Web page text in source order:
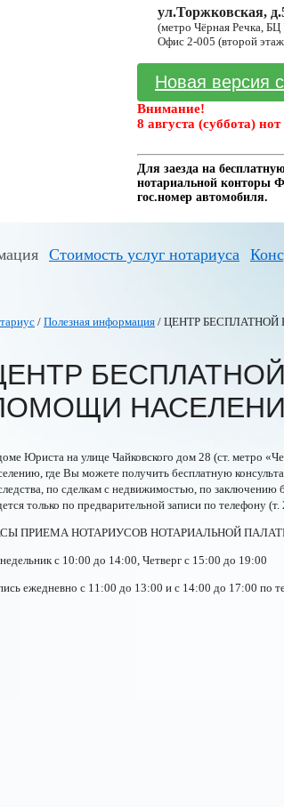
ул.Торжковская,
(метро Чёрная Речка,
Офис 2-005 (второй
Новая версия
Внимание!
8 августа (суббота)
Для заезда на
нотариальной конторы
гос.номер автомобиля.
Стоимость услуг нотариуса
/ Полезная информация / ЦЕНТР
Юриста на улице Чайковского дом 28 (ст. метро
где Вы можете получить бесплатную
по сделкам с недвижимостью, по
только по предварительной записи по телефону (т.
ПРИЕМА НОТАРИУСОВ НОТАРИАЛЬНОЙ
с 10:00 до 14:00, Четверг с 15:00 до 19:00
ежедневно с 11:00 до 13:00 и с 14:00 до 17:00 по